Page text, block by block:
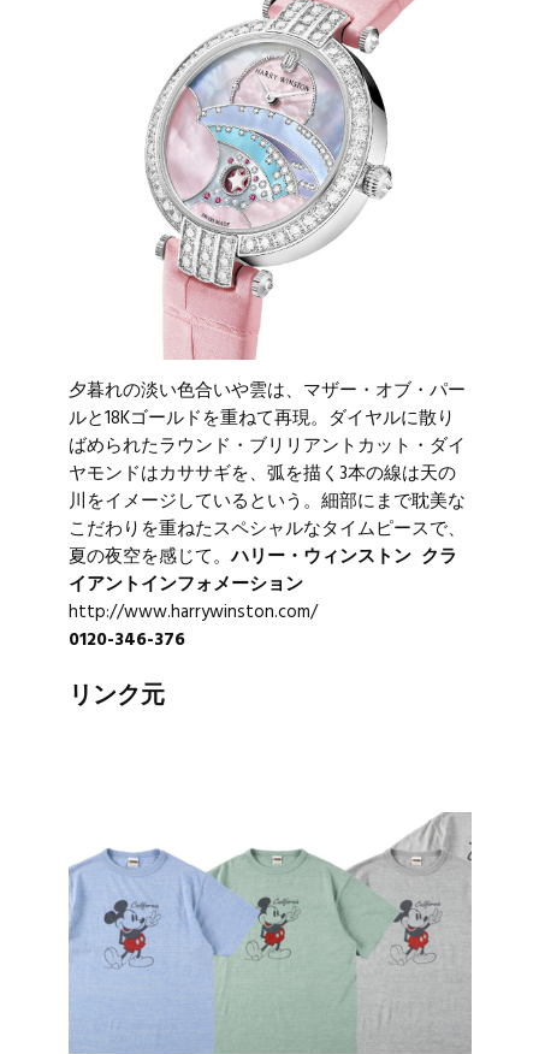
夕暮れの淡い色合いや雲は、マザー・オブ・パー
ルと18Kゴールドを重ねて再現。ダイヤルに散り
ばめられたラウンド・ブリリアントカット・ダイ
ヤモンドはカササギを、弧を描く3本の線は天の
川をイメージしているという。細部にまで耽美な
こだわりを重ねたスペシャルなタイムピースで、
夏の夜空を感じて。ハリー・ウィンストン クラ
イアントインフォメーション
http://www.harrywinston.com/
0120-346-376
リンク元